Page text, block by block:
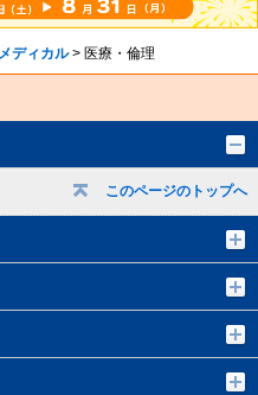
このページのトップへ
メディカル> 医療・倫理